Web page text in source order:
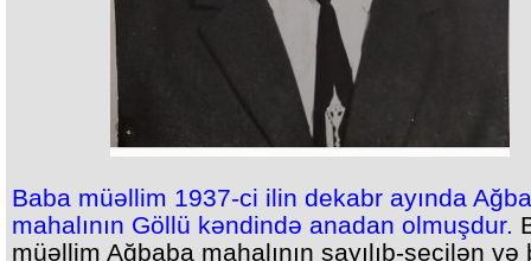
Baba müəllim 1937-ci ilin dekabr ayında
mahalının Göllü kəndində anadan olmuşdur.
müəllim Ağbaba mahalının sayılıb-seçilən və